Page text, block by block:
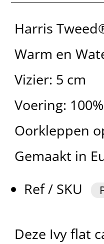
Harris
Warm en
Vizier: 5 cm
Voering:
Oorkleppen
Gemaakt in
Ref / SKU
Deze Ivy flat